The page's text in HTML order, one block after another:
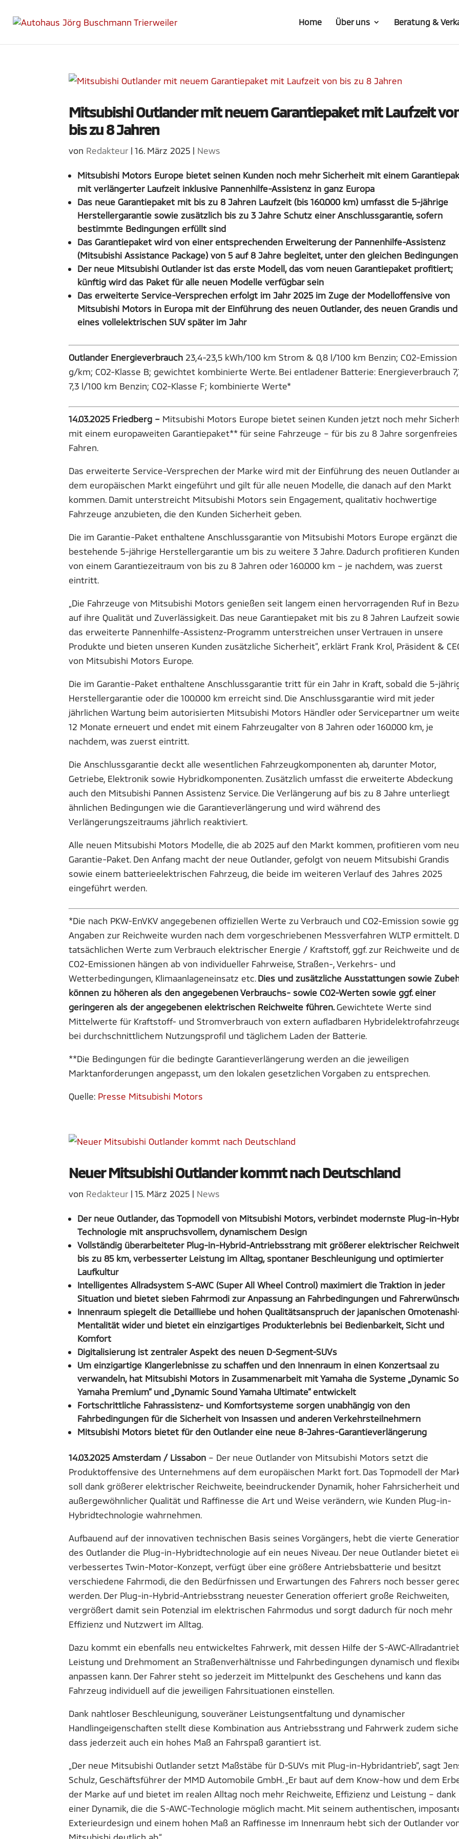
Home Über uns Beratung &
Mitsubishi Outlander mit neuem Garantiepaket mit Laufzeit
bis zu 8 Jahren
von Redakteur |16. März 2025 | News
Mitsubishi Motors Europe bietet seinen Kunden noch mehr Sicherheit mit einem
mit verlängerter Laufzeit inklusive Pannenhilfe-Assistenz in ganz Europa
Das neue Garantiepaket mit bis zu 8 Jahren Laufzeit (bis 160.000 km) umfasst die 5-jährige
Herstellergarantie sowie zusätzlich bis zu 3 Jahre Schutz einer Anschlussgarantie, sofern
bestimmte Bedingungen erfüllt sind
Das Garantiepaket wird von einer entsprechenden Erweiterung der Pannenhilfe-Assistenz
(Mitsubishi Assistance Package) von 5 auf 8 Jahre begleitet, unter den gleichen Bedingungen
Der neue Mitsubishi Outlander ist das erste Modell, das vom neuen Garantiepaket profitiert;
künftig wird das Paket für alle neuen Modelle verfügbar sein
Das erweiterte Service-Versprechen erfolgt im Jahr 2025 im Zuge der Modelloffensive von
Mitsubishi Motors in Europa mit der Einführung des neuen Outlander, des neuen Grandis und
eines vollelektrischen SUV später im Jahr
Outlander Energieverbrauch 23,4-23,5 kWh/100 km Strom & 0,8 l/100 km Benzin; CO2-Emission
g/km; CO2-Klasse B; gewichtet kombinierte Werte. Bei entladener Batterie: Energieverbrauch
7,3 l/100 km Benzin; CO2-Klasse F; kombinierte Werte*
14.03.2025 Friedberg – Mitsubishi Motors Europe bietet seinen Kunden jetzt noch mehr
mit einem europaweiten Garantiepaket** für seine Fahrzeuge – für bis zu 8 Jahre sorgenfreies
Fahren.
Das erweiterte Service-Versprechen der Marke wird mit der Einführung des neuen Outlander
dem europäischen Markt eingeführt und gilt für alle neuen Modelle, die danach auf den Markt
kommen. Damit unterstreicht Mitsubishi Motors sein Engagement, qualitativ hochwertige
Fahrzeuge anzubieten, die den Kunden Sicherheit geben.
Die im Garantie-Paket enthaltene Anschlussgarantie von Mitsubishi Motors Europe ergänzt die
bestehende 5-jährige Herstellergarantie um bis zu weitere 3 Jahre. Dadurch profitieren Kunden
von einem Garantiezeitraum von bis zu 8 Jahren oder 160.000 km – je nachdem, was zuerst
eintritt.
„Die Fahrzeuge von Mitsubishi Motors genießen seit langem einen hervorragenden Ruf in
auf ihre Qualität und Zuverlässigkeit. Das neue Garantiepaket mit bis zu 8 Jahren Laufzeit
das erweiterte Pannenhilfe-Assistenz-Programm unterstreichen unser Vertrauen in unsere
Produkte und bieten unseren Kunden zusätzliche Sicherheit“, erklärt Frank Krol, Präsident &
von Mitsubishi Motors Europe.
Die im Garantie-Paket enthaltene Anschlussgarantie tritt für ein Jahr in Kraft, sobald die 5-
Herstellergarantie oder die 100.000 km erreicht sind. Die Anschlussgarantie wird mit jeder
jährlichen Wartung beim autorisierten Mitsubishi Motors Händler oder Servicepartner um
12 Monate erneuert und endet mit einem Fahrzeugalter von 8 Jahren oder 160.000 km, je
nachdem, was zuerst eintritt.
Die Anschlussgarantie deckt alle wesentlichen Fahrzeugkomponenten ab, darunter Motor,
Getriebe, Elektronik sowie Hybridkomponenten. Zusätzlich umfasst die erweiterte Abdeckung
auch den Mitsubishi Pannen Assistenz Service. Die Verlängerung auf bis zu 8 Jahre unterliegt
ähnlichen Bedingungen wie die Garantieverlängerung und wird während des
Verlängerungszeitraums jährlich reaktiviert.
Alle neuen Mitsubishi Motors Modelle, die ab 2025 auf den Markt kommen, profitieren vom
Garantie-Paket. Den Anfang macht der neue Outlander, gefolgt von neuem Mitsubishi Grandis
sowie einem batterieelektrischen Fahrzeug, die beide im weiteren Verlauf des Jahres 2025
eingeführt werden.
*Die nach PKW-EnVKV angegebenen offiziellen Werte zu Verbrauch und CO2-Emission sowie
Angaben zur Reichweite wurden nach dem vorgeschriebenen Messverfahren WLTP ermittelt.
tatsächlichen Werte zum Verbrauch elektrischer Energie / Kraftstoff, ggf. zur Reichweite und
CO2-Emissionen hängen ab von individueller Fahrweise, Straßen-, Verkehrs- und
Wetterbedingungen, Klimaanlageneinsatz etc. Dies und zusätzliche Ausstattungen sowie
können zu höheren als den angegebenen Verbrauchs- sowie CO2-Werten sowie ggf. einer
geringeren als der angegebenen elektrischen Reichweite führen.Gewichtete Werte sind
Mittelwerte für Kraftstoff- und Stromverbrauch von extern aufladbaren
bei durchschnittlichem Nutzungsprofil und täglichem Laden der Batterie.
**Die Bedingungen für die bedingte Garantieverlängerung werden an die jeweiligen
Marktanforderungen angepasst, um den lokalen gesetzlichen Vorgaben zu entsprechen.
Quelle: Presse Mitsubishi Motors
Neuer Mitsubishi Outlander kommt nach Deutschland
von Redakteur |15. März 2025 | News
Der neue Outlander, das Topmodell von Mitsubishi Motors, verbindet modernste Plug-in-
Technologie mit anspruchsvollem, dynamischem Design
Vollständig überarbeiteter Plug-in-Hybrid-Antriebsstrang mit größerer elektrischer
bis zu 85 km, verbesserter Leistung im Alltag, spontaner Beschleunigung und optimierter
Laufkultur
Intelligentes Allradsystem S-AWC (Super All Wheel Control) maximiert die Traktion in jeder
Situation und bietet sieben Fahrmodi zur Anpassung an Fahrbedingungen und
Innenraum spiegelt die Detailliebe und hohen Qualitätsanspruch der japanischen
Mentalität wider und bietet ein einzigartiges Produkterlebnis bei Bedienbarkeit, Sicht und
Komfort
Digitalisierung ist zentraler Aspekt des neuen D-Segment-SUVs
Um einzigartige Klangerlebnisse zu schaffen und den Innenraum in einen Konzertsaal zu
verwandeln, hat Mitsubishi Motors in Zusammenarbeit mit Yamaha die Systeme „Dynamic
Yamaha Premium“ und „Dynamic Sound Yamaha Ultimate“ entwickelt
Fortschrittliche Fahrassistenz- und Komfortsysteme sorgen unabhängig von den
Fahrbedingungen für die Sicherheit von Insassen und anderen Verkehrsteilnehmern
Mitsubishi Motors bietet für den Outlander eine neue 8-Jahres-Garantieverlängerung
14.03.2025 Amsterdam / Lissabon – Der neue Outlander von Mitsubishi Motors setzt die
Produktoffensive des Unternehmens auf dem europäischen Markt fort. Das Topmodell der
soll dank größerer elektrischer Reichweite, beeindruckender Dynamik, hoher Fahrsicherheit und
außergewöhnlicher Qualität und Raffinesse die Art und Weise verändern, wie Kunden Plug-in-
Hybridtechnologie wahrnehmen.
Aufbauend auf der innovativen technischen Basis seines Vorgängers, hebt die vierte
des Outlander die Plug-in-Hybridtechnologie auf ein neues Niveau. Der neue Outlander bietet
verbessertes Twin-Motor-Konzept, verfügt über eine größere Antriebsbatterie und besitzt
verschiedene Fahrmodi, die den Bedürfnissen und Erwartungen des Fahrers noch besser
werden. Der Plug-in-Hybrid-Antriebsstrang neuester Generation offeriert große Reichweiten,
vergrößert damit sein Potenzial im elektrischen Fahrmodus und sorgt dadurch für noch mehr
Effizienz und Nutzwert im Alltag.
Dazu kommt ein ebenfalls neu entwickeltes Fahrwerk, mit dessen Hilfe der S-AWC-
Leistung und Drehmoment an Straßenverhältnisse und Fahrbedingungen dynamisch und
anpassen kann. Der Fahrer steht so jederzeit im Mittelpunkt des Geschehens und kann das
Fahrzeug individuell auf die jeweiligen Fahrsituationen einstellen.
Dank nahtloser Beschleunigung, souveräner Leistungsentfaltung und dynamischer
Handlingeigenschaften stellt diese Kombination aus Antriebsstrang und Fahrwerk zudem
dass jederzeit auch ein hohes Maß an Fahrspaß garantiert ist.
„Der neue Mitsubishi Outlander setzt Maßstäbe für D-SUVs mit Plug-in-Hybridantrieb“, sagt
Schulz, Geschäftsführer der MMD Automobile GmbH. „Er baut auf dem Know-how und dem
der Marke auf und bietet im realen Alltag noch mehr Reichweite, Effizienz und Leistung – dank
einer Dynamik, die die S-AWC-Technologie möglich macht. Mit seinem authentischen,
Exterieurdesign und einem hohen Maß an Raffinesse im Innenraum hebt sich der Outlander
Mitsubishi deutlich ab.“